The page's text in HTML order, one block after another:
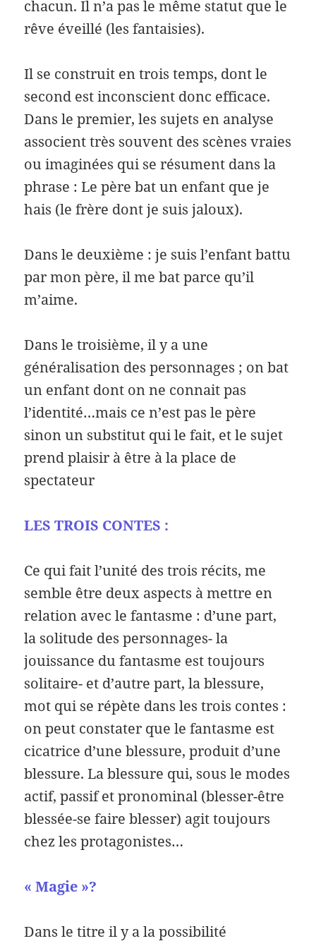
chacun. Il n’a pas le même statut que le
rêve éveillé (les fantaisies).
Il se construit en trois temps, dont le
second est inconscient donc efficace.
Dans le premier, les sujets en analyse
associent très souvent des scènes vraies
ou imaginées qui se résument dans la
phrase : Le père bat un enfant que je
hais (le frère dont je suis jaloux).
Dans le deuxième : je suis l’enfant battu
par mon père, il me bat parce qu’il
m’aime.
Dans le troisième, il y a une
généralisation des personnages ; on bat
un enfant dont on ne connait pas
l’identité…mais ce n’est pas le père
sinon un substitut qui le fait, et le sujet
prend plaisir à être à la place de
spectateur
LES TROIS CONTES :
Ce qui fait l’unité des trois récits, me
semble être deux aspects à mettre en
relation avec le fantasme : d’une part,
la solitude des personnages- la
jouissance du fantasme est toujours
solitaire- et d’autre part, la blessure,
mot qui se répète dans les trois contes :
on peut constater que le fantasme est
cicatrice d’une blessure, produit d’une
blessure. La blessure qui, sous le modes
actif, passif et pronominal (blesser-être
blessée-se faire blesser) agit toujours
chez les protagonistes…
« Magie »?
Dans le titre il y a la possibilité